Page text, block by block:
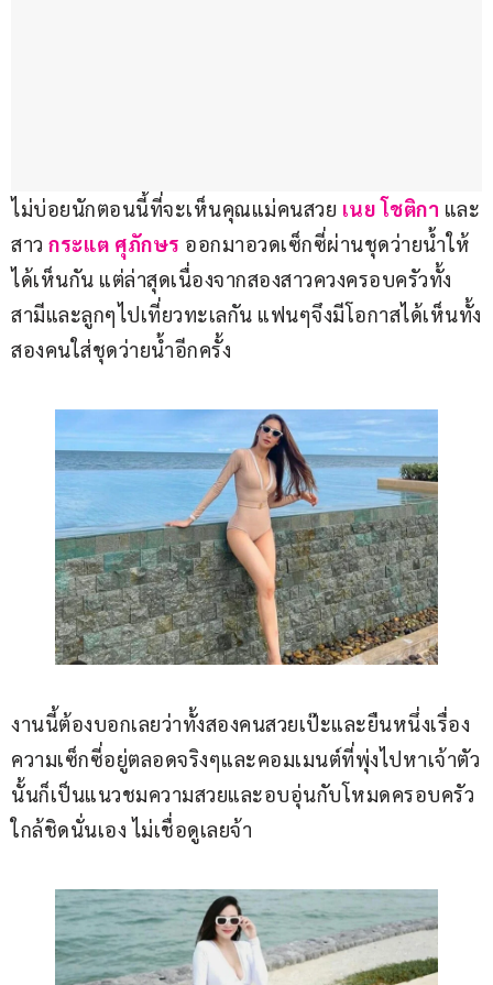
ไม่บ่อยนักตอนนี้ที่จะเห็นคุณแม่คนสวย เนย โชติกา และ
สาว กระแต ศุภักษร ออกมาอวดเซ็กซี่ผ่านชุดว่ายน้ำให้
ได้เห็นกัน แต่ล่าสุดเนื่องจากสองสาวควงครอบครัวทั้ง
สามีและลูกๆไปเที่ยวทะเลกัน แฟนๆจึงมีโอกาสได้เห็นทั้ง
สองคนใส่ชุดว่ายน้ำอีกครั้ง
งานนี้ต้องบอกเลยว่าทั้งสองคนสวยเป๊ะและยืนหนึ่งเรื่อง
ความเซ็กซี่อยู่ตลอดจริงๆและคอมเมนต์ที่พุ่งไปหาเจ้าตัว
นั้นก็เป็นแนวชมความสวยและอบอุ่นกับโหมดครอบครัว
ใกล้ชิดนั่นเอง ไม่เชื่อดูเลยจ้า